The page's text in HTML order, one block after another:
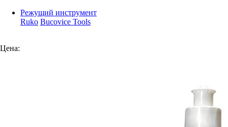
Режущий инструмент
Ruko Bucovice Tools
Цена: